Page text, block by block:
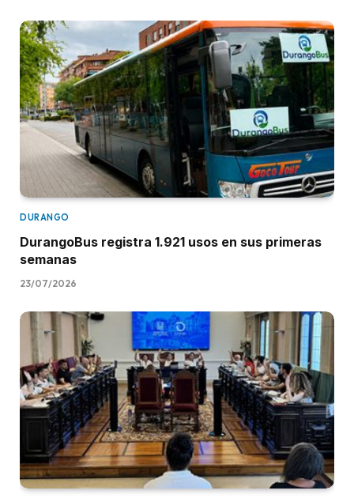
DURANGO
DurangoBus registra 1.921 usos en sus primeras
semanas
23/07/2026